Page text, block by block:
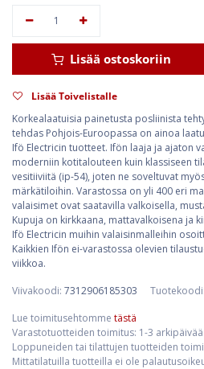
Lisää ostoskoriin
Lisää Toivelistalle
Korkealaatuisia painetusta posliinista
tehdas Pohjois-Euroopassa on ainoa
Ifö Electricin tuotteet. Ifön laaja ja ajaton
moderniin kotitalouteen kuin klassiseen
vesitiiviitä (ip-54), joten ne soveltuvat
märkätiloihin. Varastossa on yli 400 eri
valaisimet ovat saatavilla valkoisella,
Kupuja on kirkkaana, mattavalkoisena ja
Ifö Electricin muihin valaisinmalleihin
Kaikkien Ifön ei-varastossa olevien
viikkoa.
Viivakoodi: 7312906185303 Tuotekoodi:
Lue toimitusehtomme tästä
Varastotuotteiden toimitus: 1-3 arkipäivää
Loppuneiden tai tilattujen tuotteiden
Mittatilatuilla tuotteilla ei ole